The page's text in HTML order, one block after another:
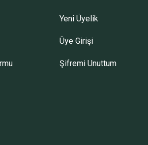
Yeni Üyelik
Üye Girişi
Şifremi Unuttum